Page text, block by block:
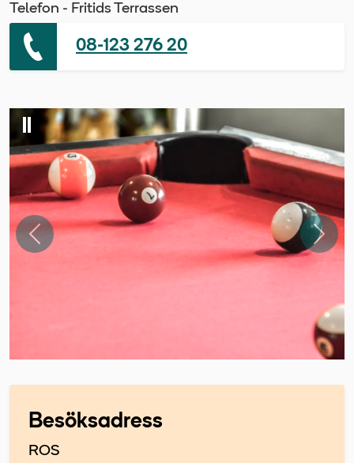
Telefon - Fritids Terrassen
08-123 276 20
Föregående
Besöksadress
ROS